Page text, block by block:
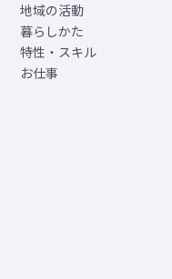
地域の活動
暮らしかた
特性・スキル
お仕事